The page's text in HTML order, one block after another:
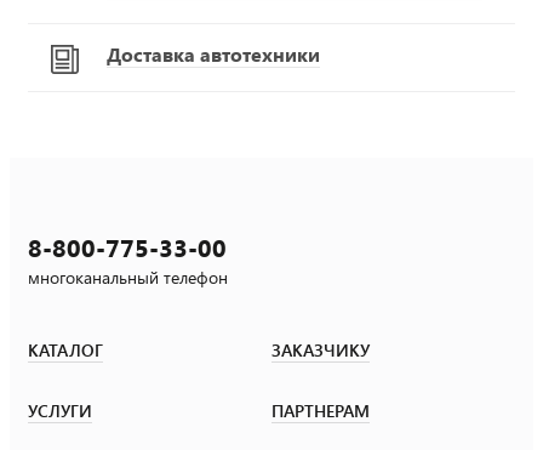
Доставка автотехники
8-800-775-33-00
многоканальный телефон
КАТАЛОГ ЗАКАЗЧИКУ
УСЛУГИ ПАРТНЕРАМ